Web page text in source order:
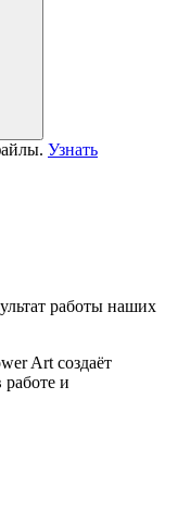
Узнать
работы наших
Art создаёт
и